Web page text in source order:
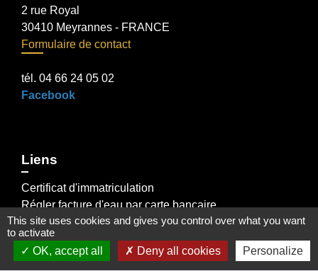
2 rue Royal
30410 Meyrannes - FRANCE
Formulaire de contact
tél. 04 66 24 05 02
Facebook
Liens
Certificat d'immatriculation
Régler facture d'eau par carte bancaire
Office du Tourisme Cèze Cévennes
Visite virtuelle Eglise Romane XII Siécle.
Démarches administratives
This site uses cookies and gives you control over what you want
to activate
OK, accept all
Deny all cookies Personalize